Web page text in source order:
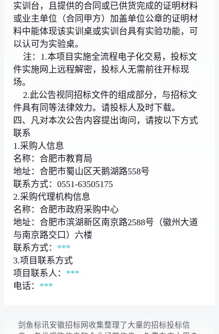
实训台，且提供的合同或已供货完成的证明材料
或业主单位（合同甲方）加盖单位公章的证明材
料中能体现该实训桌或实训台具有实验功能，可
以认可为实验桌。
注：1.本项目实施全流程电子化交易，投标文
件实施网上远程解密，投标人无需前往开标现
场。
2.此公告视同招标文件的组成部分，与招标文
件具有同等法律效力。请投标人及时下载。
四、凡对本次公告内容提出询问，请按以下方式
联系
1.采购人信息
名称：合肥市教育局
地址：合肥市蜀山区天鹅湖路558号
联系方式：0551-63505175
2.采购代理机构信息
名称：合肥市政府采购中心
地址：合肥市滨湖新区南京路2588号（徽州大道
与南京路交口）六楼
联系方式： ***
3.项目联系方式
项目联系人： ***
电话： ***
剑鱼标讯安徽招标网收集整理了大量的招标投标信